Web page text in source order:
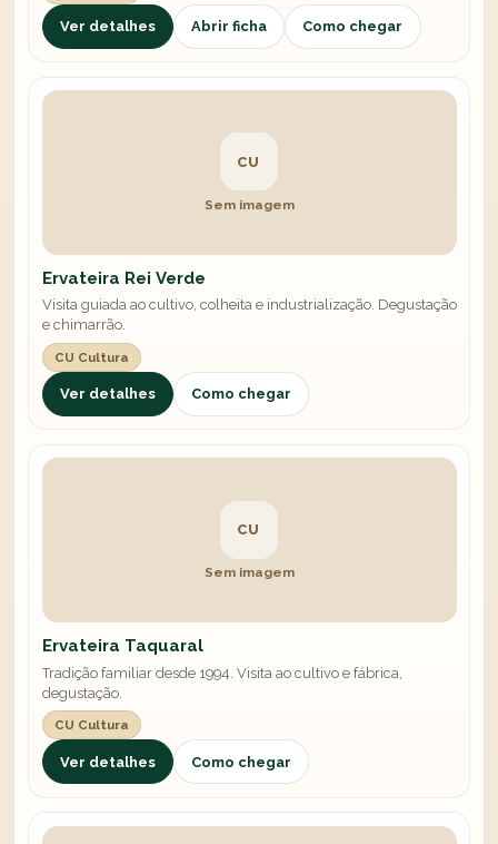
Ver detalhes Abrir ficha Como chegar
CU
Sem imagem
Ervateira Rei Verde
Visita guiada ao cultivo, colheita e industrialização. Degustação
e chimarrão.
CU Cultura
Ver detalhes Como chegar
CU
Sem imagem
Ervateira Taquaral
Tradição familiar desde 1994. Visita ao cultivo e fábrica,
degustação.
CU Cultura
Ver detalhes Como chegar